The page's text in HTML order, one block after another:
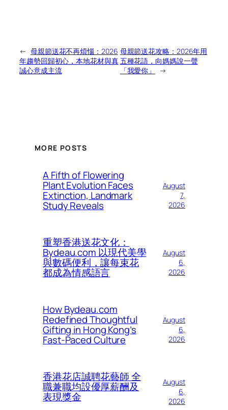
← 母親節送花不再煩惱：2026
年趨勢回歸初心，本地花材與真
誠心意成主流
母親節送花攻略：2026年用
五種花語，向媽媽說一聲
「我愛你」
→
MORE POSTS
A Fifth of Flowering
Plant Evolution Faces
Extinction, Landmark
Study Reveals
August
7,
2026
重塑香港送花文化：
Bydeau.com 以現代美學
與數碼便利，讓每束花
都成為情感語言
August
6,
2026
How Bydeau.com
Redefined Thoughtful
Gifting in Hong Kong’s
Fast-Paced Culture
August
6,
2026
香港花店誠聘花藝師 全
職兼職均設優厚薪酬及
表現獎金
August
6,
2026